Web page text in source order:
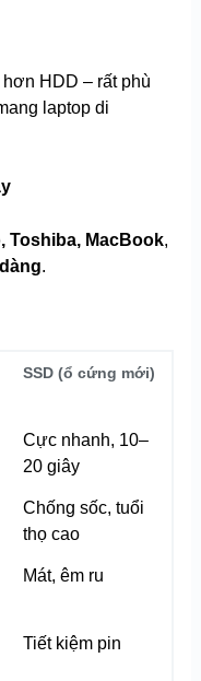
HDD – rất phù
laptop di
Toshiba, MacBook,
.
SSD (ổ cứng mới)
Cực nhanh, 10–
20 giây
Chống sốc, tuổi
thọ cao
Mát, êm ru
Tiết kiệm pin